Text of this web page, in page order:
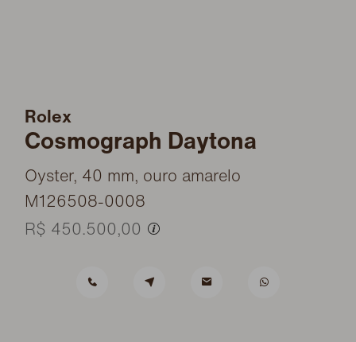
Rolex
Cosmograph Daytona
Oyster, 40 mm, ouro amarelo
M126508-0008
R$ 450.500,00